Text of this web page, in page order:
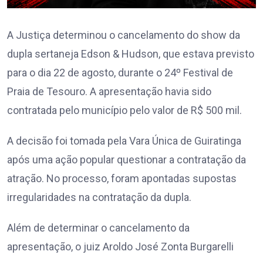
A Justiça determinou o cancelamento do show da
dupla sertaneja Edson & Hudson, que estava previsto
para o dia 22 de agosto, durante o 24º Festival de
Praia de Tesouro. A apresentação havia sido
contratada pelo município pelo valor de R$ 500 mil.
A decisão foi tomada pela Vara Única de Guiratinga
após uma ação popular questionar a contratação da
atração. No processo, foram apontadas supostas
irregularidades na contratação da dupla.
Além de determinar o cancelamento da
apresentação, o juiz Aroldo José Zonta Burgarelli